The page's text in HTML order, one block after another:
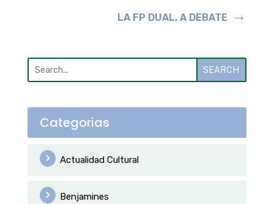
LA FP DUAL, A DEBATE →
SEARCH
Categorias
Actualidad Cultural
Benjamines